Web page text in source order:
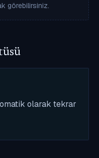
görebilirsiniz.
olarak tekrar